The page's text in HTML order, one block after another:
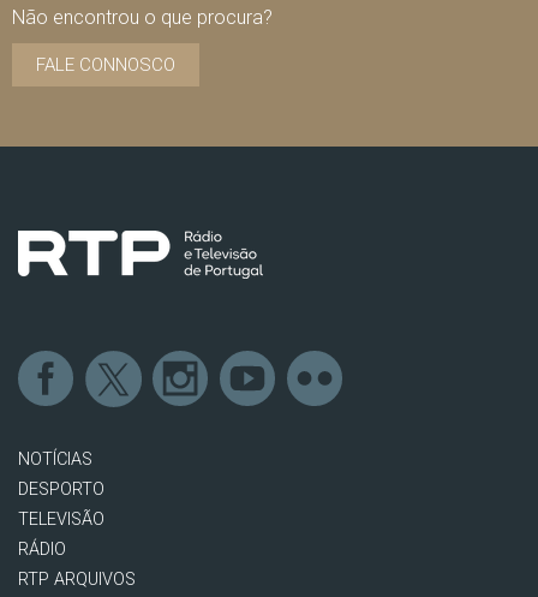
Não encontrou o que procura?
FALE CONNOSCO
NOTÍCIAS
DESPORTO
TELEVISÃO
RÁDIO
RTP ARQUIVOS